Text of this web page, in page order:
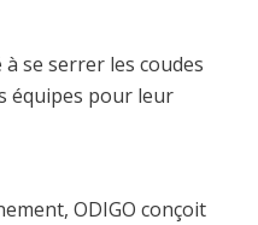
se serrer les coudes
équipes pour leur
ODIGO conçoit